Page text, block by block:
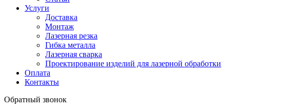
Услуги
Доставка
Монтаж
Лазерная резка
Гибка металла
Лазерная сварка
Проектирование изделий для лазерной обработки
Оплата
Контакты
Обратный звонок